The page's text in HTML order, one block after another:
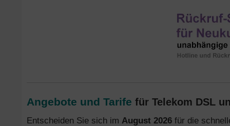
Angebote und Tarife für Telekom DSL
Entscheiden Sie sich im August 2026 für die